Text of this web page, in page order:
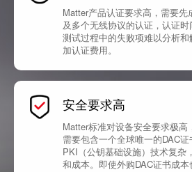
Matter产品认证要求高，需要
及多个无线协议的认证，认证
测试过程中的失败项难以分析
加认证费用。
安全要求高
Matter标准对设备安全要求极
需要包含一个全球唯一的DAC
PKI（公钥基础设施）技术复杂
和成本。即使外购DAC证书成本